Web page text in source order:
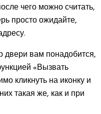
чего можно считать,
просто ожидайте,
двери вам понадобится,
«Вызвать
кликнуть на иконку и
такая же, как и при